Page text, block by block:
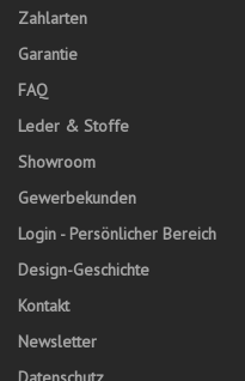
Zahlarten
Garantie
FAQ
Leder & Stoffe
Showroom
Gewerbekunden
Login - Persönlicher Bereich
Design-Geschichte
Kontakt
Newsletter